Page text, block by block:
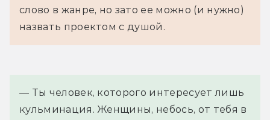
слово в жанре, но зато ее можно (и нужно)
назвать проектом с душой.
— Ты человек, которого интересует лишь
кульминация. Женщины, небось, от тебя в